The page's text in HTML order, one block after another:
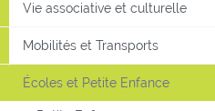
Vie associative et culturelle
Mobilités et Transports
Écoles et Petite Enfance